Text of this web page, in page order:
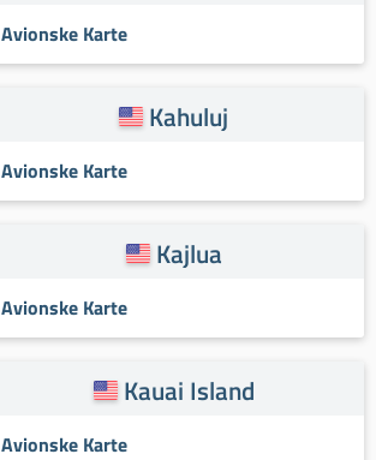
Avionske Karte
Kahuluj
Avionske Karte
Kajlua
Avionske Karte
Kauai Island
Avionske Karte